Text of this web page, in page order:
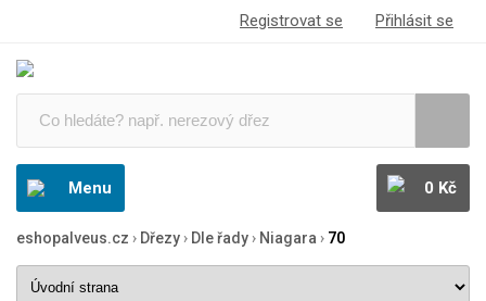
Registrovat se Přihlásit se
Menu 0 Kč
eshopalveus.cz › Dřezy› Dle řady› Niagara › 70